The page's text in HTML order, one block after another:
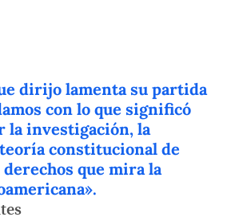
dirijo lamenta su partida
con lo que significó
la investigación, la
constitucional de
que mira la